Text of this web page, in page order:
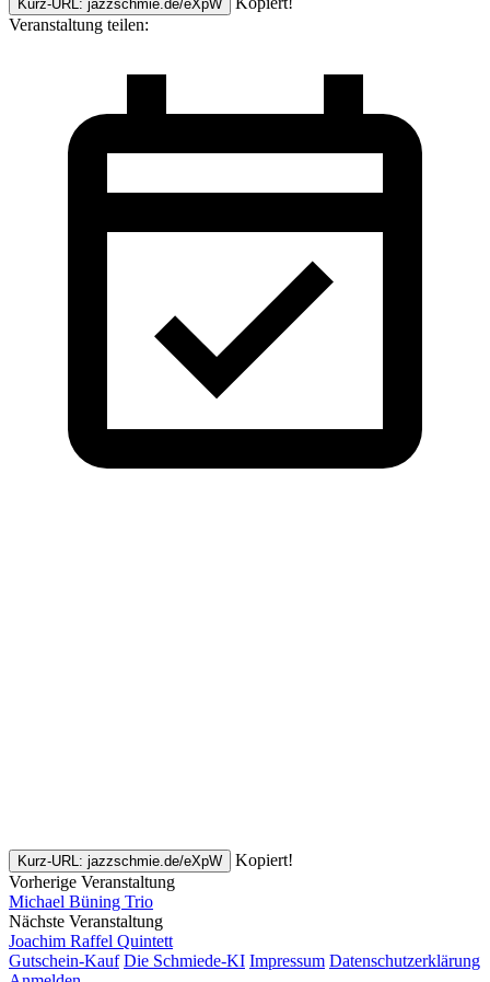
Kurz-URL: jazzschmie.de/eXpW
Veranstaltung teilen:
Kurz-URL: jazzschmie.de/eXpW
Kopiert!
Vorherige Veranstaltung
Michael Büning Trio
Nächste Veranstaltung
Joachim Raffel Quintett
Gutschein-Kauf Die Schmiede-KI Impressum Datenschutzerklärung